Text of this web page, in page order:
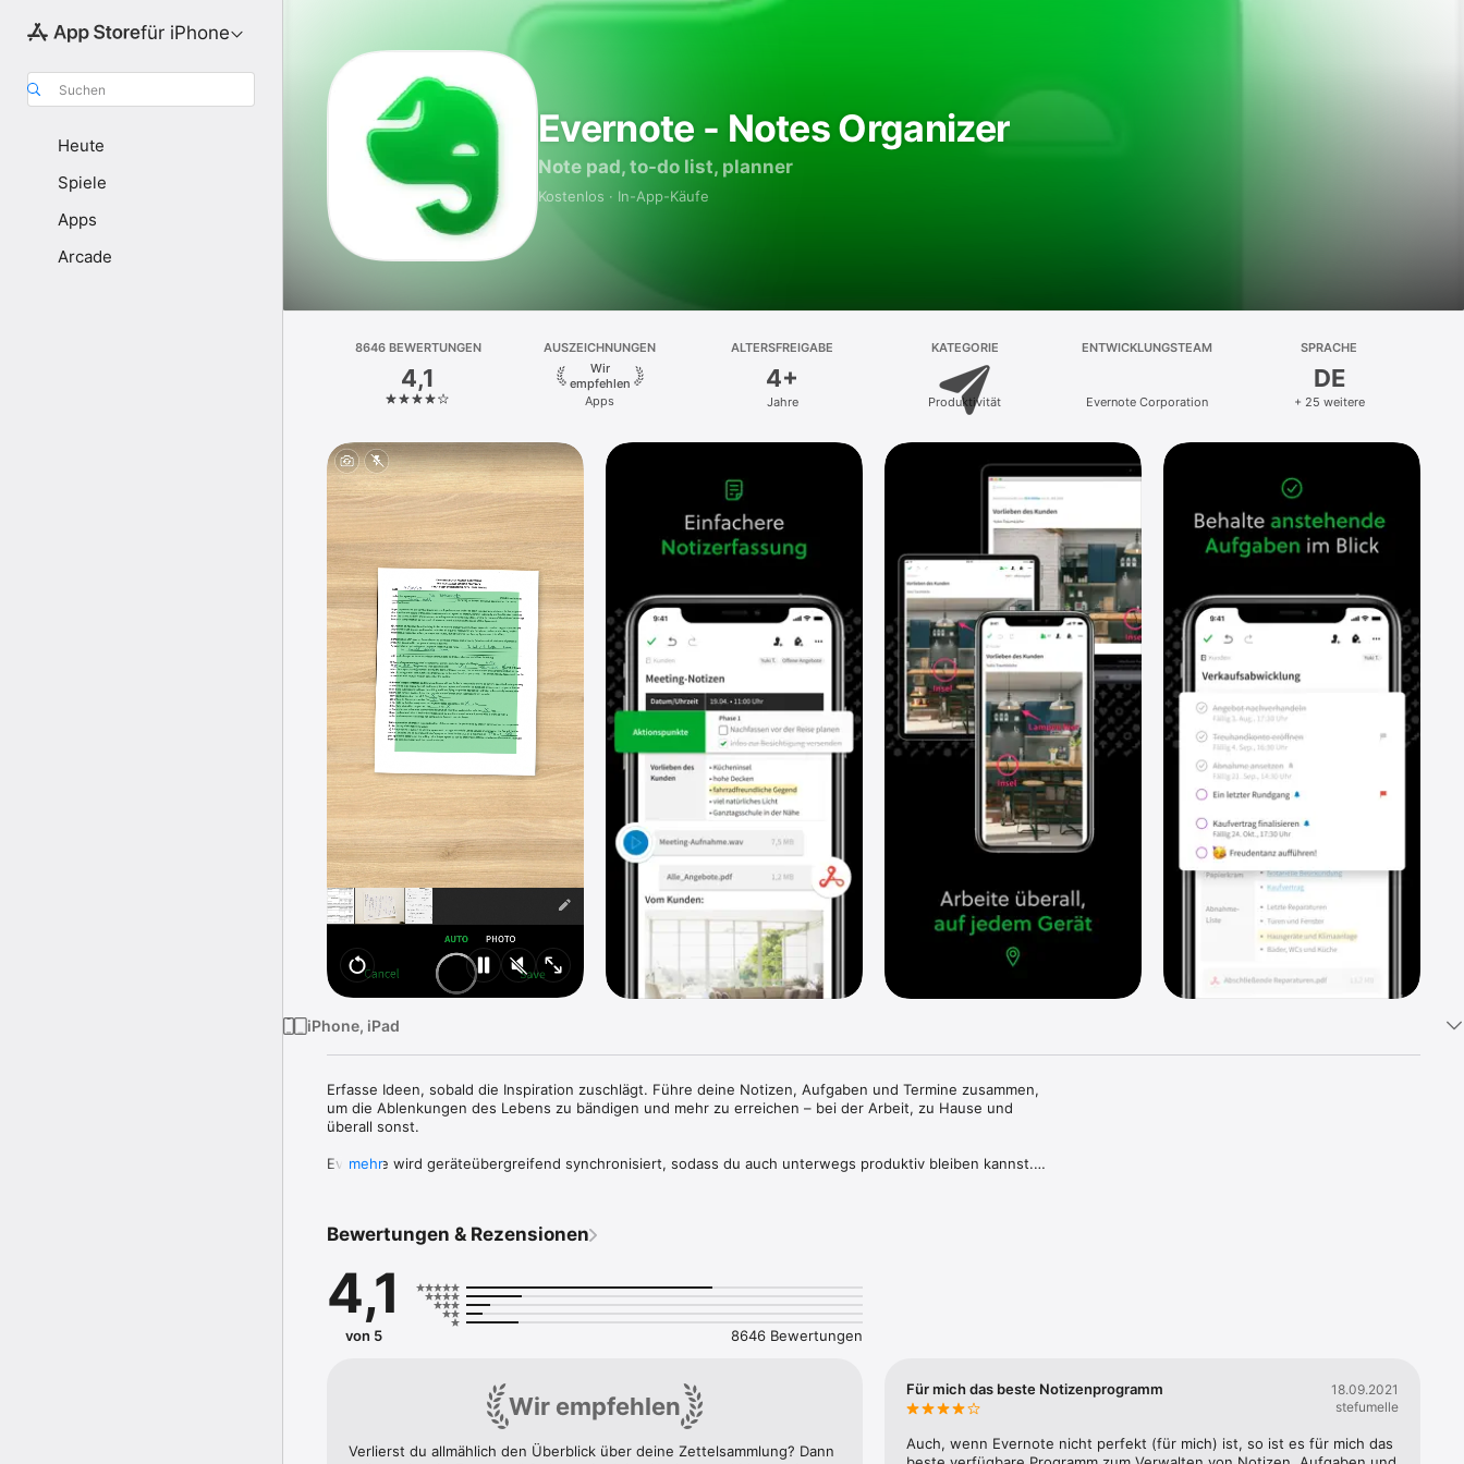
für iPhone
Suchen
Heute
Spiele
Apps
Arcade
Evernote - Notes Organizer
Note pad, to-do list, planner
Kostenlos · In-App-Käufe
8646 BEWERTUNGEN
4,1
AUSZEICHNUNGEN
Wir
empfehlen
Apps
ALTERSFREIGABE
4+
Jahre
KATEGORIE
Produktivität
ENTWICKLUNGSTEAM
Evernote Corporation
SPRACHE
DE
+ 25 weitere
iPhone, iPad
Erfasse Ideen, sobald die Inspiration zuschlägt. Führe deine Notizen, Aufgaben und Termine zusammen,
um die Ablenkungen des Lebens zu bändigen und mehr zu erreichen – bei der Arbeit, zu Hause und
überall sonst.
Evernote wird geräteübergreifend synchronisiert, sodass du auch unterwegs produktiv bleiben kannst.
„Nutze Evernote als den Ort, an dem du alles sammelst. Du brauchst nicht mehr zu überlegen, auf
welchem Gerät du welche Inhalte findest – es ist alles in Evernote gespeichert.“ – The New York Times
„Wenn es darum geht, alle möglichen Arten von Notizen zu erstellen und seine Arbeit zu erledigen, ist
HALTE DEINE IDEEN FEST
• Notiere, sammle und erfasse Ideen als durchsuchbare Notizen, Notizbücher und To‑do-Listen.
mehr
Bewertungen & Rezensionen
4,1
von 5 8646 Bewertungen
Wir empfehlen
Verlierst du allmählich den Überblick über deine Zettelsammlung? Dann
Für mich das beste Notizenprogramm
18.09.2021
stefumelle
Auch, wenn Evernote nicht perfekt (für mich) ist, so ist es für mich das